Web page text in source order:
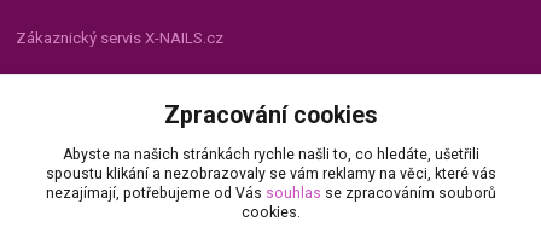
Zákaznický servis X-NAILS.cz
+420 735 055 075
info@x-nails.cz
Zpracování cookies
Abyste na našich stránkách rychle našli to, co hledáte, ušetřili
spoustu klikání a nezobrazovaly se vám reklamy na věci, které vás
nezajímají, potřebujeme od Vás souhlas se zpracováním souborů
cookies.